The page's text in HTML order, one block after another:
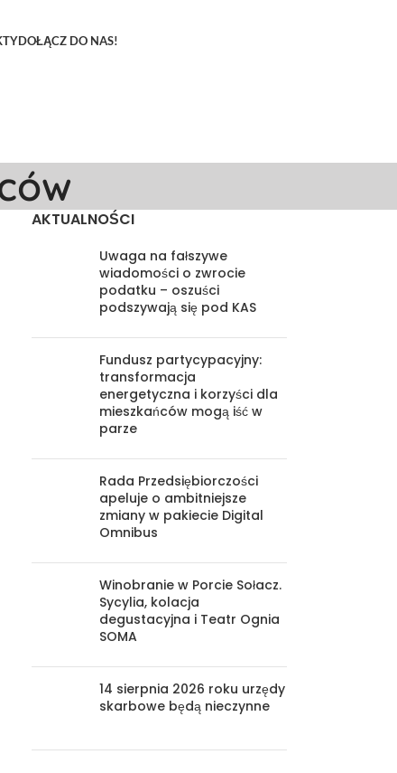
DOŁĄCZ DO NAS!
AKTUALNOŚCI
Uwaga na fałszywe
wiadomości o zwrocie
podatku – oszuści
podszywają się pod KAS
Fundusz partycypacyjny:
transformacja
energetyczna i korzyści dla
mieszkańców mogą iść w
parze
Rada Przedsiębiorczości
apeluje o ambitniejsze
zmiany w pakiecie Digital
Omnibus
Winobranie w Porcie Sołacz.
Sycylia, kolacja
degustacyjna i Teatr Ognia
SOMA
14 sierpnia 2026 roku urzędy
skarbowe będą nieczynne